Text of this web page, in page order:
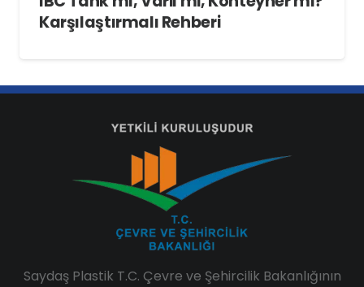
Karşılaştırmalı Rehberi
Saydaş Plastik T.C. Çevre ve Şehircilik Bakanlığının